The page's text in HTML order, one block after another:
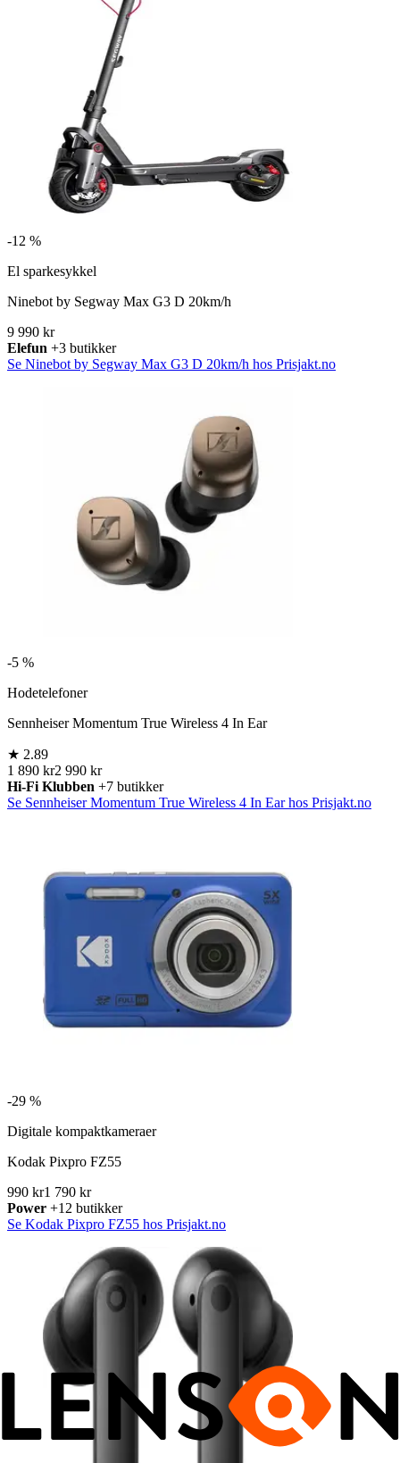
-12 %
El sparkesykkel
Ninebot by Segway Max G3 D 20km/h
9 990 kr
Elefun +3 butikker
Se Ninebot by Segway Max G3 D 20km/h hos Prisjakt.no
-5 %
Hodetelefoner
Sennheiser Momentum True Wireless 4 In Ear
★ 2.89
1 890 kr2 990 kr
Hi-Fi Klubben +7 butikker
Se Sennheiser Momentum True Wireless 4 In Ear hos Prisjakt.no
-29 %
Digitale kompaktkameraer
Kodak Pixpro FZ55
990 kr1 790 kr
Power +12 butikker
Se Kodak Pixpro FZ55 hos Prisjakt.no